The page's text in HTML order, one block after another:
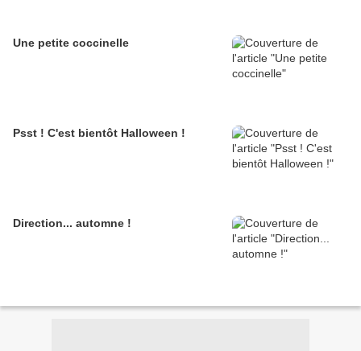
Une petite coccinelle
Psst ! C'est bientôt Halloween !
Direction... automne !